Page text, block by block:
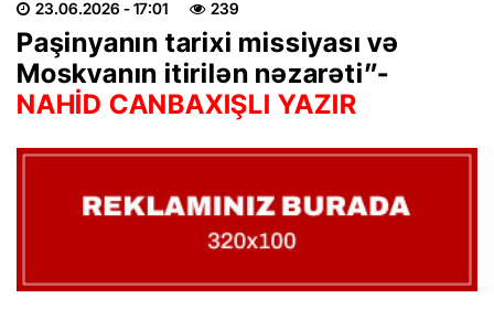
23.06.2026 - 17:01 239
Paşinyanın tarixi missiyası və
Moskvanın itirilən nəzarəti”-
NAHİD CANBAXIŞLI YAZIR